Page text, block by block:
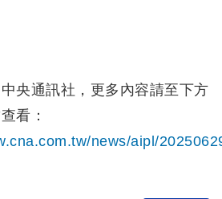
央通訊社，更多內容請至下方
看：
news/aipl/